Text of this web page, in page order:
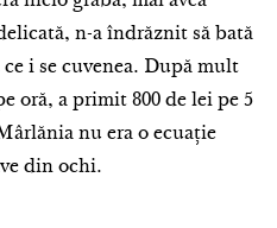
n-a îndrăznit să bată
i se cuvenea. După mult
oră, a primit 800 de lei pe 5
nu era o ecuație
din ochi.